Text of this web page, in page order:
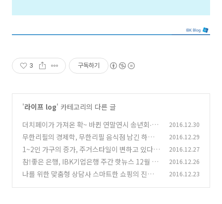
3 구독하기
'라이프 log' 카테고리의 다른 글
더치페이가 가져온 확~ 바뀐 연말연시 송년회∙신
년회 문화
(0)
2016.12.30
무한리필의 경제학, 무한리필 음식점 남긴 하나
요? (0)
2016.12.29
1~2인 가구의 증가, 주거스타일이 변하고 있다
(0)
2016.12.27
참!좋은 은행, IBK기업은행 주간 핫뉴스 12월 3
주 (0)
2016.12.26
나를 위한 맞춤형 상담사 스마트한 쇼핑의 진화
2016.12.23